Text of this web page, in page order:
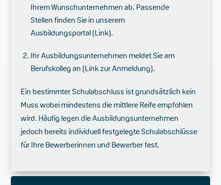
Ihrem Wunschunternehmen ab. Passende
Stellen finden Sie in unserem
Ausbildungsportal (Link).
Ihr Ausbildungsunternehmen meldet Sie am
Berufskolleg an (Link zur Anmeldung).
Ein bestimmter Schulabschluss ist grundsätzlich kein
Muss wobei mindestens die mittlere Reife empfohlen
wird. Häufig legen die Ausbildungsunternehmen
jedoch bereits individuell festgelegte Schulabschlüsse
für Ihre Bewerberinnen und Bewerber fest.